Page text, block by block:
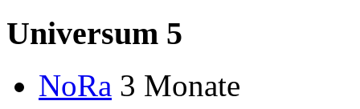
Universum 5
NoRa 3 Monate